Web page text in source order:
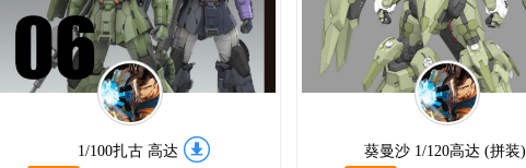
1/100扎古 高达 葵曼沙 1/120高达 (拼装)